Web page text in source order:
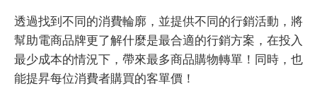
透過找到不同的消費輪廓，並提供不同的行銷活動，將
幫助電商品牌更了解什麼是最合適的行銷方案，在投入
最少成本的情況下，帶來最多商品購物轉單！同時，也
能提昇每位消費者購買的客單價！